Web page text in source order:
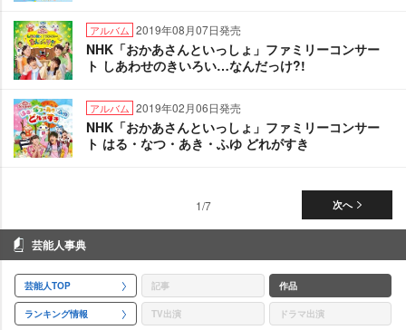
アルバム 2019年08月07日発売
NHK「おかあさんといっしょ」ファミリーコンサー
ト しあわせのきいろい…なんだっけ?!
アルバム 2019年02月06日発売
NHK「おかあさんといっしょ」ファミリーコンサー
ト はる・なつ・あき・ふゆ どれがすき
次へ
1/7
芸能人事典
芸能人TOP 記事 作品
ランキング情報 TV出演 ドラマ出演